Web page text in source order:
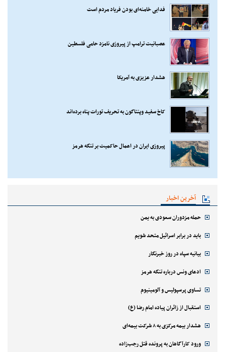
فدایی خامنه‌ای بودن فریاد مردم است
عصبانیت ترامپ از پیروزی نامزد حامی فلسطین
هشدار عزیزی به آمریکا
کاخ سفید وپنتاگون به تحریف تورات پناه برده‌اند
پیروزی ایران در اعمال حاکمیت بر تنگه هرمز
آخرین اخبار
حمله مزدوران سعودی به یمن
باید در برابر اسرائیل متحد شویم
بیانیه سپاه در روز خبرنگار
ادعای ونس درباره تنگه هرمز
تساوی پرسپولیس و آلومینیوم
استقبال از زائران پیاده امام رضا (ع)
هشدار بیمه مرکزی به ۸ شرکت بیمه‌ای
ورود کارآگاهان به پرونده قتل رجب‌زاده